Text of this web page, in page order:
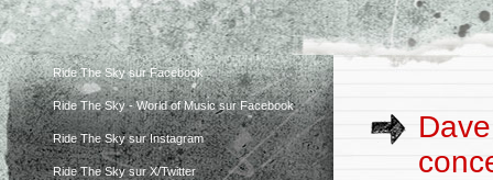
Ride The Sky sur Facebook
Ride The Sky - World of Music sur Facebook
Ride The Sky sur Instagram
Ride The Sky sur X/Twitter